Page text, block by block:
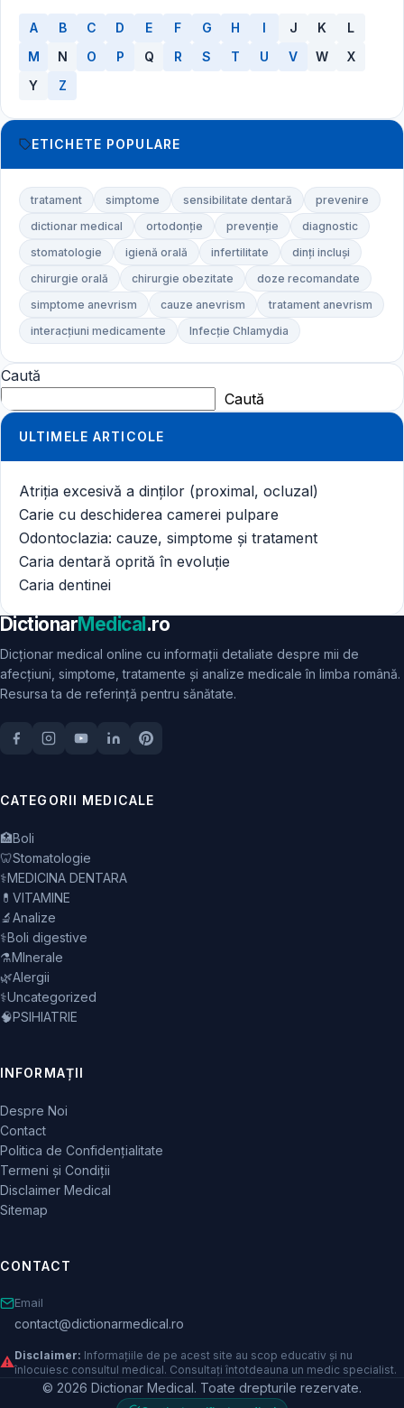
A B C D E F G H I J K
L
M
N O P Q R S T U V W
X
Y
Z
ETICHETE POPULARE
tratament simptome sensibilitate dentară
prevenire
dictionar medical
ortodonție prevenție
diagnostic
stomatologie
igienă orală infertilitate
dinți incluși
chirurgie orală
chirurgie obezitate
doze recomandate
simptome anevrism
cauze anevrism
tratament anevrism
interacțiuni medicamente
Infecție Chlamydia
Caută
Caută
ULTIMELE ARTICOLE
Atriția excesivă a dinților (proximal, ocluzal)
Carie cu deschiderea camerei pulpare
Odontoclazia: cauze, simptome și tratament
Caria dentară oprită în evoluție
Caria dentinei
DictionarMedical.ro
Dicționar medical online cu informații detaliate despre mii de
afecțiuni, simptome, tratamente și analize medicale în limba română.
Resursa ta de referință pentru sănătate.
CATEGORII MEDICALE
🏥Boli
🦷Stomatologie
⚕️MEDICINA DENTARA
💊 VITAMINE
🔬Analize
⚕️Boli digestive
⚗️MInerale
🌿Alergii
⚕️Uncategorized
🧠PSIHIATRIE
INFORMAȚII
Despre Noi
Contact
Politica de Confidențialitate
Termeni și Condiții
Disclaimer Medical
Sitemap
CONTACT
Email
contact@dictionarmedical.ro
⚠️Disclaimer: Informațiile de pe acest site au scop educativ și nu
înlocuiesc consultul medical. Consultați întotdeauna un medic specialist.
© 2026 Dictionar Medical. Toate drepturile rezervate.